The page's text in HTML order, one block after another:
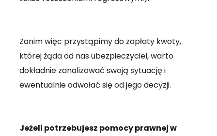
Zanim więc przystąpimy do zapłaty kwoty,
której żąda od nas ubezpieczyciel, warto
dokładnie zanalizować swoją sytuację i
ewentualnie odwołać się od jego decyzji.
Jeżeli potrzebujesz pomocy prawnej w